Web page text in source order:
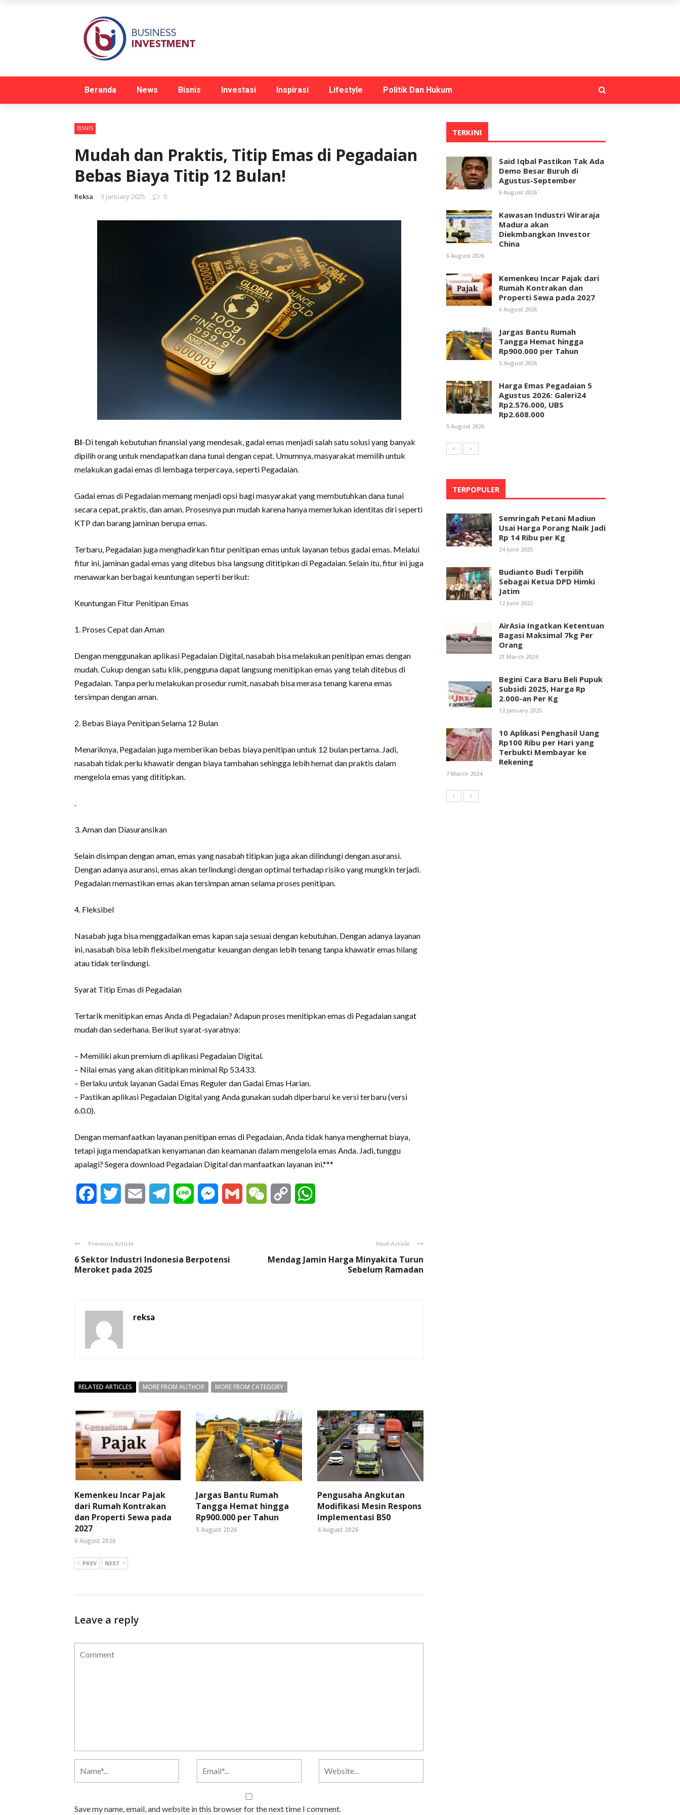
Beranda News Bisnis Investasi Inspirasi Lifestyle Politik Dan Hukum
BISNIS
Mudah dan Praktis, Titip Emas di Pegadaian
Bebas Biaya Titip 12 Bulan!
Reksa 3 January 2025 0
BI-Di tengah kebutuhan finansial yang mendesak, gadai emas menjadi salah satu solusi yang banyak
dipilih orang untuk mendapatkan dana tunai dengan cepat. Umumnya, masyarakat memilih untuk
melakukan gadai emas di lembaga terpercaya, seperti Pegadaian.
Gadai emas di Pegadaian memang menjadi opsi bagi masyarakat yang membutuhkan dana tunai
secara cepat, praktis, dan aman. Prosesnya pun mudah karena hanya memerlukan identitas diri seperti
KTP dan barang jaminan berupa emas.
Terbaru, Pegadaian juga menghadirkan fitur penitipan emas untuk layanan tebus gadai emas. Melalui
fitur ini, jaminan gadai emas yang ditebus bisa langsung dititipkan di Pegadaian. Selain itu, fitur ini juga
menawarkan berbagai keuntungan seperti berikut:
Keuntungan Fitur Penitipan Emas
1. Proses Cepat dan Aman
Dengan menggunakan aplikasi Pegadaian Digital, nasabah bisa melakukan penitipan emas dengan
mudah. Cukup dengan satu klik, pengguna dapat langsung menitipkan emas yang telah ditebus di
Pegadaian. Tanpa perlu melakukan prosedur rumit, nasabah bisa merasa tenang karena emas
tersimpan dengan aman.
2. Bebas Biaya Penitipan Selama 12 Bulan
Menariknya, Pegadaian juga memberikan bebas biaya penitipan untuk 12 bulan pertama. Jadi,
nasabah tidak perlu khawatir dengan biaya tambahan sehingga lebih hemat dan praktis dalam
mengelola emas yang dititipkan.
.
3. Aman dan Diasuransikan
Selain disimpan dengan aman, emas yang nasabah titipkan juga akan dilindungi dengan asuransi.
Dengan adanya asuransi, emas akan terlindungi dengan optimal terhadap risiko yang mungkin terjadi.
Pegadaian memastikan emas akan tersimpan aman selama proses penitipan.
4. Fleksibel
Nasabah juga bisa menggadaikan emas kapan saja sesuai dengan kebutuhan. Dengan adanya layanan
ini, nasabah bisa lebih fleksibel mengatur keuangan dengan lebih tenang tanpa khawatir emas hilang
atau tidak terlindungi.
Syarat Titip Emas di Pegadaian
Tertarik menitipkan emas Anda di Pegadaian? Adapun proses menitipkan emas di Pegadaian sangat
mudah dan sederhana. Berikut syarat-syaratnya:
– Memiliki akun premium di aplikasi Pegadaian Digital.
– Nilai emas yang akan dititipkan minimal Rp 53.433.
– Berlaku untuk layanan Gadai Emas Reguler dan Gadai Emas Harian.
– Pastikan aplikasi Pegadaian Digital yang Anda gunakan sudah diperbarui ke versi terbaru (versi
6.0.0).
Dengan memanfaatkan layanan penitipan emas di Pegadaian, Anda tidak hanya menghemat biaya,
tetapi juga mendapatkan kenyamanan dan keamanan dalam mengelola emas Anda. Jadi, tunggu
apalagi? Segera download Pegadaian Digital dan manfaatkan layanan ini.***
FacebookTwitter Email Telegram
Line Messenger
Gmail WeChat Copy
Previous Article
6 Sektor Industri Indonesia Berpotensi
Meroket pada 2025
Next Article
Mendag Jamin Harga Minyakita Turun
Sebelum Ramadan
reksa
RELATED ARTICLES MORE FROM AUTHOR MORE FROM CATEGORY
Kemenkeu Incar Pajak
dari Rumah Kontrakan
dan Properti Sewa pada
2027
6 August 2026
Jargas Bantu Rumah
Tangga Hemat hingga
Rp900.000 per Tahun
5 August 2026
Pengusaha Angkutan
Modifikasi Mesin Respons
Implementasi B50
4 August 2026
PREV NEXT
Leave a reply
Save my name, email, and website in this browser for the next time I comment.
TERKINI
Said Iqbal Pastikan Tak Ada
Demo Besar Buruh di
Agustus-September
6 August 2026
Kawasan Industri Wiraraja
Madura akan
Diekmbangkan Investor
China
6 August 2026
Kemenkeu Incar Pajak dari
Rumah Kontrakan dan
Properti Sewa pada 2027
6 August 2026
Jargas Bantu Rumah
Tangga Hemat hingga
Rp900.000 per Tahun
5 August 2026
Harga Emas Pegadaian 5
Agustus 2026: Galeri24
Rp2.576.000, UBS
Rp2.608.000
5 August 2026
TERPOPULER
Semringah Petani Madiun
Usai Harga Porang Naik Jadi
Rp 14 Ribu per Kg
24 June 2025
Budianto Budi Terpilih
Sebagai Ketua DPD Himki
Jatim
12 June 2022
AirAsia Ingatkan Ketentuan
Bagasi Maksimal 7kg Per
Orang
21 March 2024
Begini Cara Baru Beli Pupuk
Subsidi 2025, Harga Rp
2.000-an Per Kg
12 January 2025
10 Aplikasi Penghasil Uang
Rp100 Ribu per Hari yang
Terbukti Membayar ke
Rekening
7 March 2024